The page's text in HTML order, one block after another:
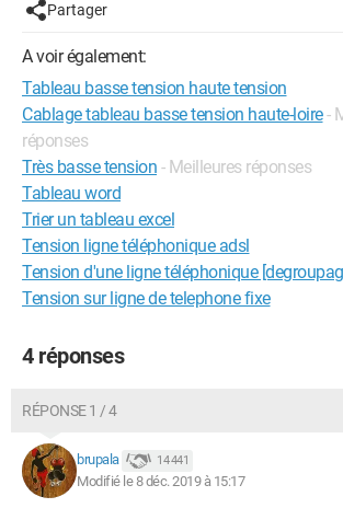
Partager
A voir également:
Tableau basse tension haute tension
Cablage tableau basse tension haute-loire-
réponses
Très basse tension - Meilleures réponses
Tableau word
Trier un tableau excel
Tension ligne téléphonique adsl
Tension d'une ligne téléphonique
Tension sur ligne de telephone fixe
4 réponses
RÉPONSE 1 / 4
brupala 14 441
Modifié le 8 déc. 2019 à 15:17